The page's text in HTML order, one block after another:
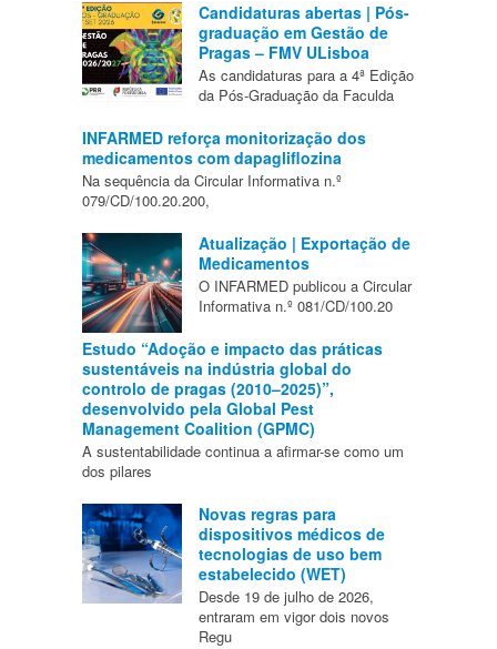
Candidaturas abertas | Pós-
graduação em Gestão de
Pragas – FMV ULisboa
As candidaturas para a 4ª Edição
da Pós-Graduação da Faculda
INFARMED reforça monitorização dos
medicamentos com dapagliflozina
Na sequência da Circular Informativa n.º
079/CD/100.20.200,
Atualização | Exportação de
Medicamentos
O INFARMED publicou a Circular
Informativa n.º 081/CD/100.20
Estudo “Adoção e impacto das práticas
sustentáveis na indústria global do
controlo de pragas (2010–2025)”,
desenvolvido pela Global Pest
Management Coalition (GPMC)
A sustentabilidade continua a afirmar-se como um
dos pilares
Novas regras para
dispositivos médicos de
tecnologias de uso bem
estabelecido (WET)
Desde 19 de julho de 2026,
entraram em vigor dois novos
Regu